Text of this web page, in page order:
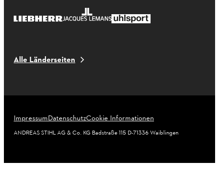
Alle Länderseiten
ImpressumDatenschutzCookie Informationen
ANDREAS STIHL AG & Co. KG Badstraße 115 D-71336 Waiblingen